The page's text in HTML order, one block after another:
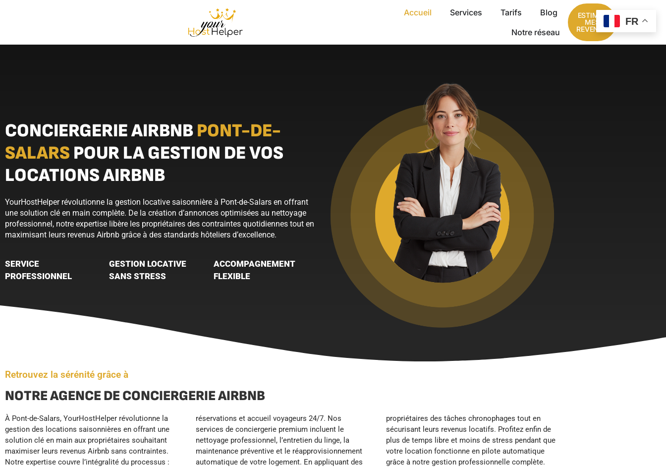
Accueil Services Tarifs
Blog
Notre réseau
ESTIMER
MES
REVENUS
CONCIERGERIE AIRBNB PONT-DE-
SALARS POUR LA GESTION DE VOS
LOCATIONS AIRBNB
YourHostHelper révolutionne la gestion locative saisonnière à Pont-de-Salars en offrant
une solution clé en main complète. De la création d’annonces optimisées au nettoyage
professionnel, notre expertise libère les propriétaires des contraintes quotidiennes tout en
maximisant leurs revenus Airbnb grâce à des standards hôteliers d’excellence.
SERVICE
PROFESSIONNEL
GESTION LOCATIVE
SANS STRESS
ACCOMPAGNEMENT
FLEXIBLE
Retrouvez la sérénité grâce à
NOTRE AGENCE DE CONCIERGERIE AIRBNB
À Pont-de-Salars, YourHostHelper révolutionne la
gestion des locations saisonnières en offrant une
solution clé en main aux propriétaires souhaitant
maximiser leurs revenus Airbnb sans contraintes.
Notre expertise couvre l’intégralité du processus :
réservations et accueil voyageurs 24/7. Nos
services de conciergerie premium incluent le
nettoyage professionnel, l’entretien du linge, la
maintenance préventive et le réapprovisionnement
automatique de votre logement. En appliquant des
propriétaires des tâches chronophages tout en
sécurisant leurs revenus locatifs. Profitez enfin de
plus de temps libre et moins de stress pendant que
votre location fonctionne en pilote automatique
grâce à notre gestion professionnelle complète.
FR